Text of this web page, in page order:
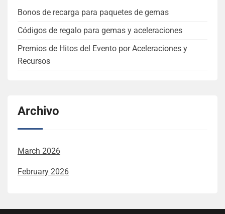
Bonos de recarga para paquetes de gemas
Códigos de regalo para gemas y aceleraciones
Premios de Hitos del Evento por Aceleraciones y
Recursos
Archivo
March 2026
February 2026